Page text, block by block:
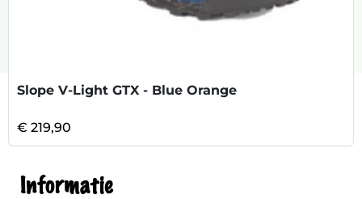
Slope V-Light GTX - Blue Orange
€ 219,90
Informatie